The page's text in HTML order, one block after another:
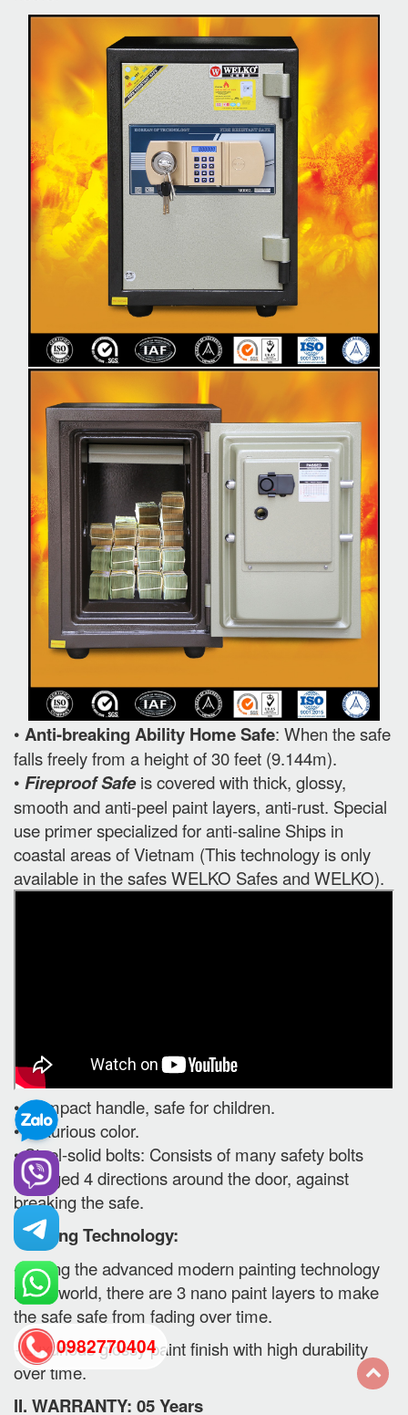
• Anti-breaking Ability Home Safe: When the safe
falls freely from a height of 30 feet (9.144m).
• Fireproof Safeis covered with thick, glossy,
smooth and anti-peel paint layers, anti-rust. Special
use primer specialized for anti-saline Ships in
coastal areas of Vietnam (This technology is only
available in the safes WELKO Safes and WELKO).
• Compact handle, safe for children.
• Luxurious color.
• Steel-solid bolts: Consists of many safety bolts
arranged 4 directions around the door, against
breaking the safe.
Painting Technology:
- Using the advanced modern painting technology
in the world, there are 3 nano paint layers to make
the safe safe from fading over time.
- Luxurious glossy paint finish with high durability
over time.
II. WARRANTY: 05 Years
0982770404